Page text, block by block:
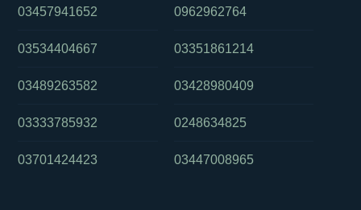
03457941652
03534404667
03489263582
03333785932
03701424423
0962962764
03351861214
03428980409
0248634825
03447008965